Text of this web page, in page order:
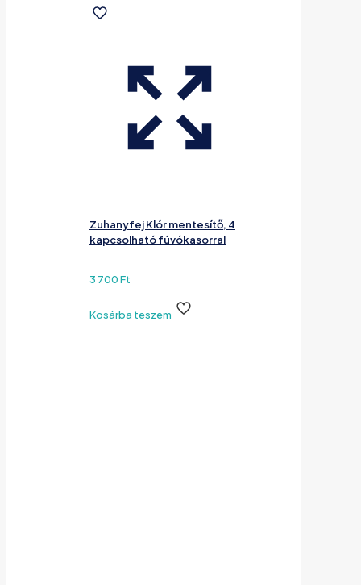
Zuhanyfej Klór mentesítő, 4
kapcsolható fúvókasorral
3 700Ft
Kosárba teszem